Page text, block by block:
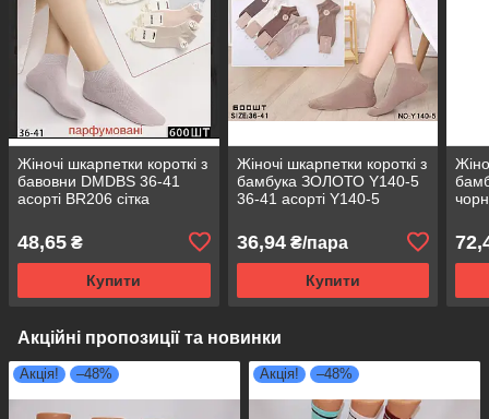
Жіночі шкарпетки короткі з
бавовни DMDBS 36-41
асорті BR206 сітка
48,65 ₴
Купити
Жіночі шкарпетки короткі з
бамбука ЗОЛОТО Y140-5
36-41 асорті Y140-5
36,94₴/пара
Купити
Акційні пропозиції та новинки
Акція! –48% Акція! –48%